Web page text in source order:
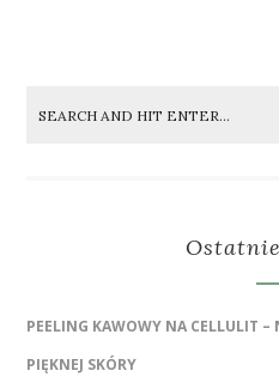
PEELING KAWOWY NA CELLULIT
PIĘKNEJ SKÓRY